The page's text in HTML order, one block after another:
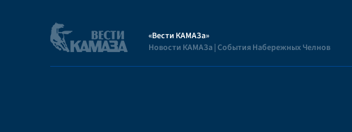
«Вести КАМАЗа»
Новости КАМАЗа | События Набережных Челнов